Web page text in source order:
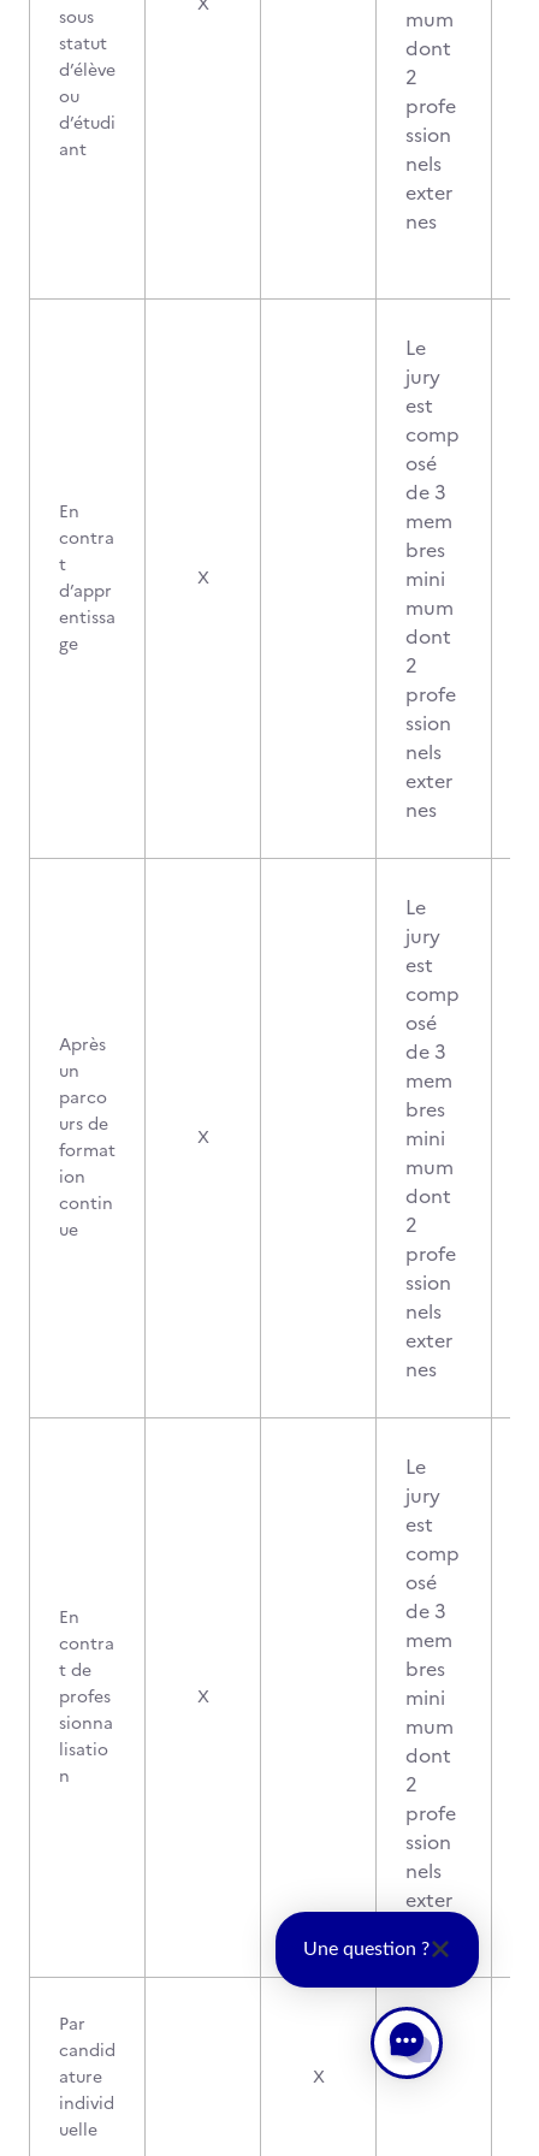
sous
statut
d’élève
ou
d’étudi
ant
mum
dont
2
profe
ssion
nels
exter
nes
En
contra
t
d’appr
entissa
ge
X
Le
jury
est
comp
osé
de 3
mem
bres
mini
mum
dont
2
profe
ssion
nels
exter
nes
Après
un
parco
urs de
format
ion
contin
ue
X
Le
jury
est
comp
osé
de 3
mem
bres
mini
mum
dont
2
profe
ssion
nels
exter
nes
En
contra
t de
profes
sionna
lisatio
n
X
Le
jury
est
comp
osé
de 3
mem
bres
mini
mum
dont
2
profe
ssion
nels
exter
Par
candid
ature
individ
uelle
X -
Une question ?